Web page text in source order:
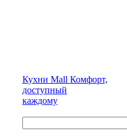
Кухни Mall Комфорт,
доступный
каждому